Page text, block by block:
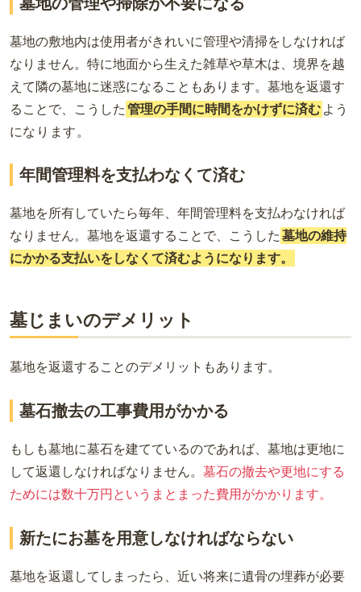
墓地の敷地内は使用者がきれいに管理や清掃をしなければ
なりません。特に地面から生えた雑草や草木は、境界を越
えて隣の墓地に迷惑になることもあります。墓地を返還す
ることで、こうした 管理の手間に時間をかけずに済む よう
になります。
年間管理料を支払わなくて済む
墓地を所有していたら毎年、年間管理料を支払わなければ
なりません。墓地を返還することで、こうした 墓地の維持
にかかる支払いをしなくて済むようになります。
墓じまいのデメリット
墓地を返還することのデメリットもあります。
墓石撤去の工事費用がかかる
もしも墓地に墓石を建てているのであれば、墓地は更地に
して返還しなければなりません。 墓石の撤去や更地にする
ためには数十万円というまとまった費用がかかります。
新たにお墓を用意しなければならない
墓地を返還してしまったら、近い将来に遺骨の埋葬が必要